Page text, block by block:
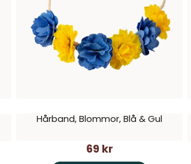
Hårband, Blommor, Blå & Gul
69 kr